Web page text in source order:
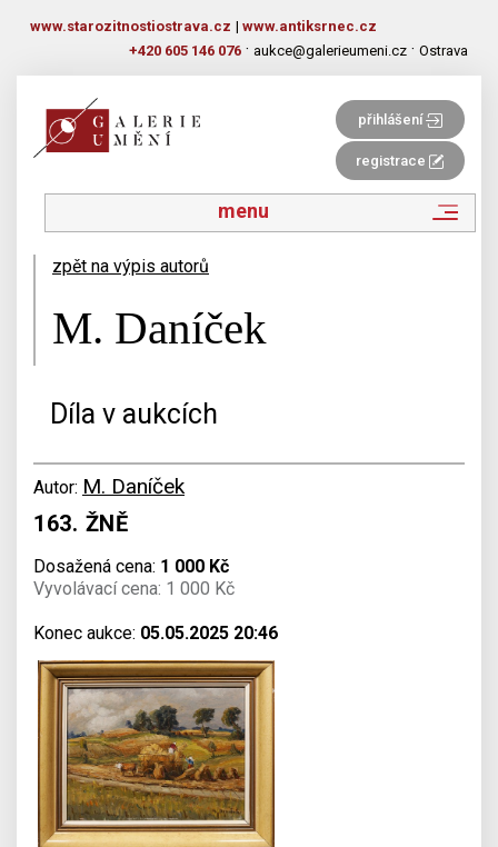
www.starozitnostiostrava.cz | www.antiksrnec.cz
+420 605 146 076 · aukce@galerieumeni.cz · Ostrava
přihlášení
registrace
menu
zpět na výpis autorů
M. Daníček
Díla v aukcích
Autor: M. Daníček
163. ŽNĚ
Dosažená cena: 1 000 Kč
Vyvolávací cena: 1 000 Kč
Konec aukce: 05.05.2025 20:46